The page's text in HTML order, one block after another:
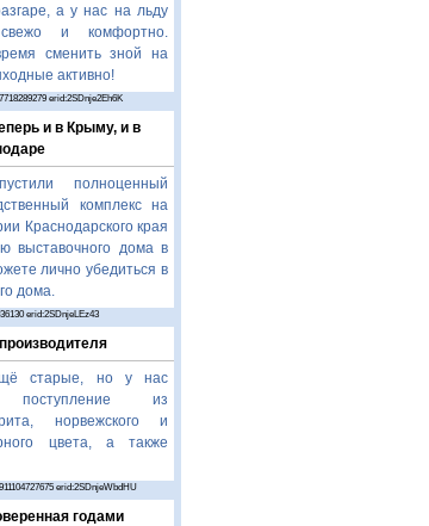
а у нас на льду
и комфортно.
сменить зной на
активно!
erid:2SDnje2Eh6K
и в Крыму, и в
полноценный
комплекс на
Краснодарского края
выставочного дома в
лично убедиться в
дома.
erid:2SDnjeLEz43
старые, но у нас
поступление из
норвежского и
цвета, а также
erid:2SDnjeWbdHU
годами